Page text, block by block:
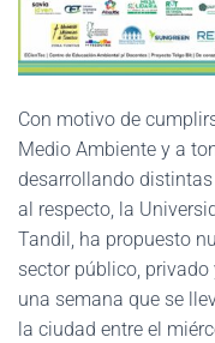
Con motivo de
Medio Ambiente y a
desarrollando
al respecto, la
Tandil, ha propuesto
sector público,
una semana que se
la ciudad entre el